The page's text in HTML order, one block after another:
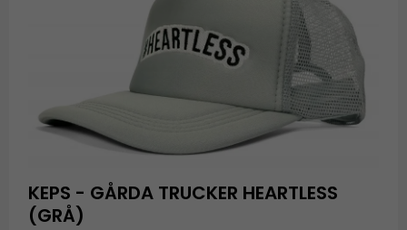
KEPS - GÅRDA TRUCKER HEARTLESS
(GRÅ)